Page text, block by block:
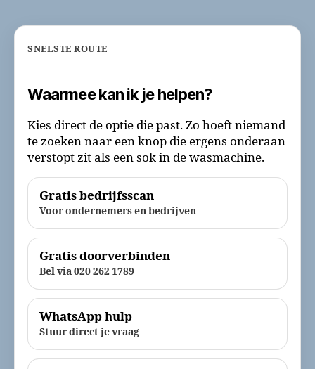
SNELSTE ROUTE
Waarmee kan ik je helpen?
Kies direct de optie die past. Zo hoeft niemand
te zoeken naar een knop die ergens onderaan
verstopt zit als een sok in de wasmachine.
Gratis bedrijfsscan
Voor ondernemers en bedrijven
Gratis doorverbinden
Bel via 020 262 1789
WhatsApp hulp
Stuur direct je vraag